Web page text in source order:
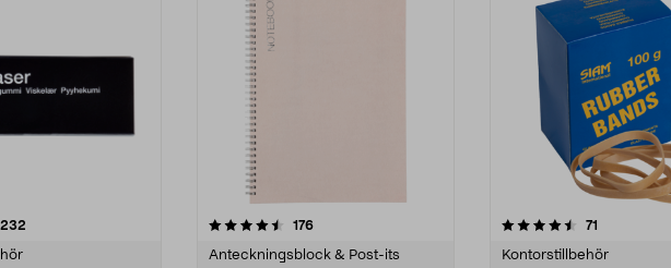
232av 5 stjärnor 176recensioner
Anteckningsblock & Post-its
4.5 av 5 stjärnor 71
Kontorstillbehör
4.5 av 5 stjärnor